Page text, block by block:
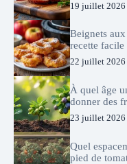
19 juillet 2026
Beignets
recette facile
22 juillet 2026
À quel âge
donner des
23 juillet 2026
Quel
pied de